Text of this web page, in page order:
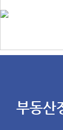
부동산